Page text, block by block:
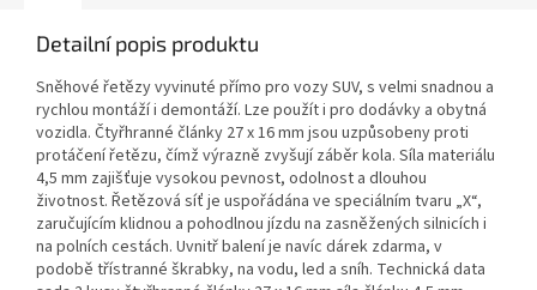
Detailní popis produktu
Sněhové řetězy vyvinuté přímo pro vozy SUV, s velmi snadnou a
rychlou montáží i demontáží. Lze použít i pro dodávky a obytná
vozidla. Čtyřhranné články 27 x 16 mm jsou uzpůsobeny proti
protáčení řetězu, čímž výrazně zvyšují záběr kola. Síla materiálu
4,5 mm zajišťuje vysokou pevnost, odolnost a dlouhou
životnost. Řetězová síť je uspořádána ve speciálním tvaru „X“,
zaručujícím klidnou a pohodlnou jízdu na zasněžených silnicích i
na polních cestách. Uvnitř balení je navíc dárek zdarma, v
podobě třístranné škrabky, na vodu, led a sníh. Technická data